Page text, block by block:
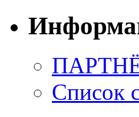
Список